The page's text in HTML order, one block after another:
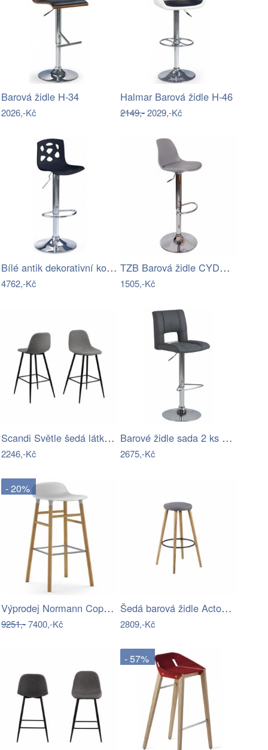
Barová židle H-34
2026,-Kč
Halmar Barová židle H-46
2149,-2029,-Kč
Bílé antik dekorativní kovové umyvadlo…
4762,-Kč
TZB Barová židle CYDRO BLACK béžová
1505,-Kč
Scandi Světle šedá látková barová židle…
2246,-Kč
Barové židle sada 2 ks hnědé otočné s…
2675,-Kč
- 20%
Výprodej Normann Copenhagen designové…
9251,-7400,-Kč
Šedá barová židle Actona Hector
2809,-Kč
- 57%